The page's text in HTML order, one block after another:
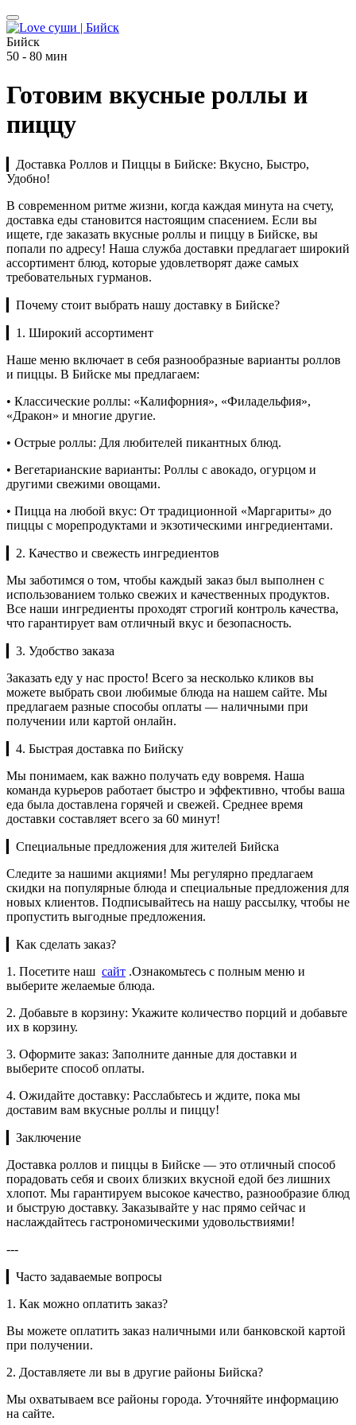
Бийск
50 - 80 мин
Готовим вкусные роллы и
пиццу
▎Доставка Роллов и Пиццы в Бийске: Вкусно, Быстро,
Удобно!
В современном ритме жизни, когда каждая минута на счету,
доставка еды становится настоящим спасением. Если вы
ищете, где заказать вкусные роллы и пиццу в Бийске, вы
попали по адресу! Наша служба доставки предлагает широкий
ассортимент блюд, которые удовлетворят даже самых
требовательных гурманов.
▎Почему стоит выбрать нашу доставку в Бийске?
▎1. Широкий ассортимент
Наше меню включает в себя разнообразные варианты роллов
и пиццы. В Бийске мы предлагаем:
• Классические роллы: «Калифорния», «Филадельфия»,
«Дракон» и многие другие.
• Острые роллы: Для любителей пикантных блюд.
• Вегетарианские варианты: Роллы с авокадо, огурцом и
другими свежими овощами.
• Пицца на любой вкус: От традиционной «Маргариты» до
пиццы с морепродуктами и экзотическими ингредиентами.
▎2. Качество и свежесть ингредиентов
Мы заботимся о том, чтобы каждый заказ был выполнен с
использованием только свежих и качественных продуктов.
Все наши ингредиенты проходят строгий контроль качества,
что гарантирует вам отличный вкус и безопасность.
▎3. Удобство заказа
Заказать еду у нас просто! Всего за несколько кликов вы
можете выбрать свои любимые блюда на нашем сайте. Мы
предлагаем разные способы оплаты — наличными при
получении или картой онлайн.
▎4. Быстрая доставка по Бийску
Мы понимаем, как важно получать еду вовремя. Наша
команда курьеров работает быстро и эффективно, чтобы ваша
еда была доставлена горячей и свежей. Среднее время
доставки составляет всего за 60 минут!
▎Специальные предложения для жителей Бийска
Следите за нашими акциями! Мы регулярно предлагаем
скидки на популярные блюда и специальные предложения для
новых клиентов. Подписывайтесь на нашу рассылку, чтобы не
пропустить выгодные предложения.
▎Как сделать заказ?
1. Посетите наш сайт .Ознакомьтесь с полным меню и
выберите желаемые блюда.
2. Добавьте в корзину: Укажите количество порций и добавьте
их в корзину.
3. Оформите заказ: Заполните данные для доставки и
выберите способ оплаты.
4. Ожидайте доставку: Расслабьтесь и ждите, пока мы
доставим вам вкусные роллы и пиццу!
▎Заключение
Доставка роллов и пиццы в Бийске — это отличный способ
порадовать себя и своих близких вкусной едой без лишних
хлопот. Мы гарантируем высокое качество, разнообразие блюд
и быструю доставку. Заказывайте у нас прямо сейчас и
наслаждайтесь гастрономическими удовольствиями!
---
▎Часто задаваемые вопросы
1. Как можно оплатить заказ?
Вы можете оплатить заказ наличными или банковской картой
при получении.
2. Доставляете ли вы в другие районы Бийска?
Мы охватываем все районы города. Уточняйте информацию
на сайте.